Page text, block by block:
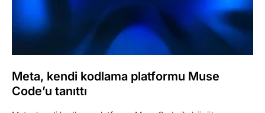
Meta, kendi kodlama platformu Muse
Code’u tanıttı